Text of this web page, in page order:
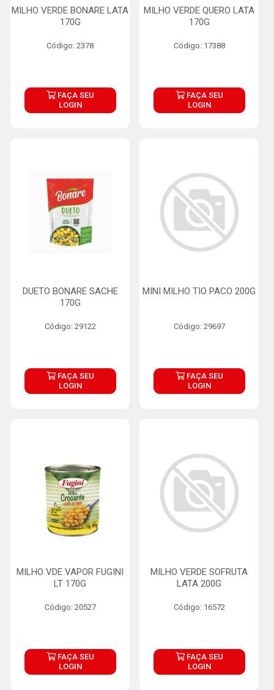
MILHO VERDE BONARE LATA
170G
Código: 2378
FAÇA SEU
LOGIN
MILHO VERDE QUERO LATA
170G
Código: 17388
FAÇA SEU
LOGIN
DUETO BONARE SACHE
170G
Código: 29122
FAÇA SEU
LOGIN
MINI MILHO TIO PACO 200G
Código: 29697
FAÇA SEU
LOGIN
MILHO VDE VAPOR FUGINI
LT 170G
Código: 20527
FAÇA SEU
LOGIN
MILHO VERDE SOFRUTA
LATA 200G
Código: 16572
FAÇA SEU
LOGIN